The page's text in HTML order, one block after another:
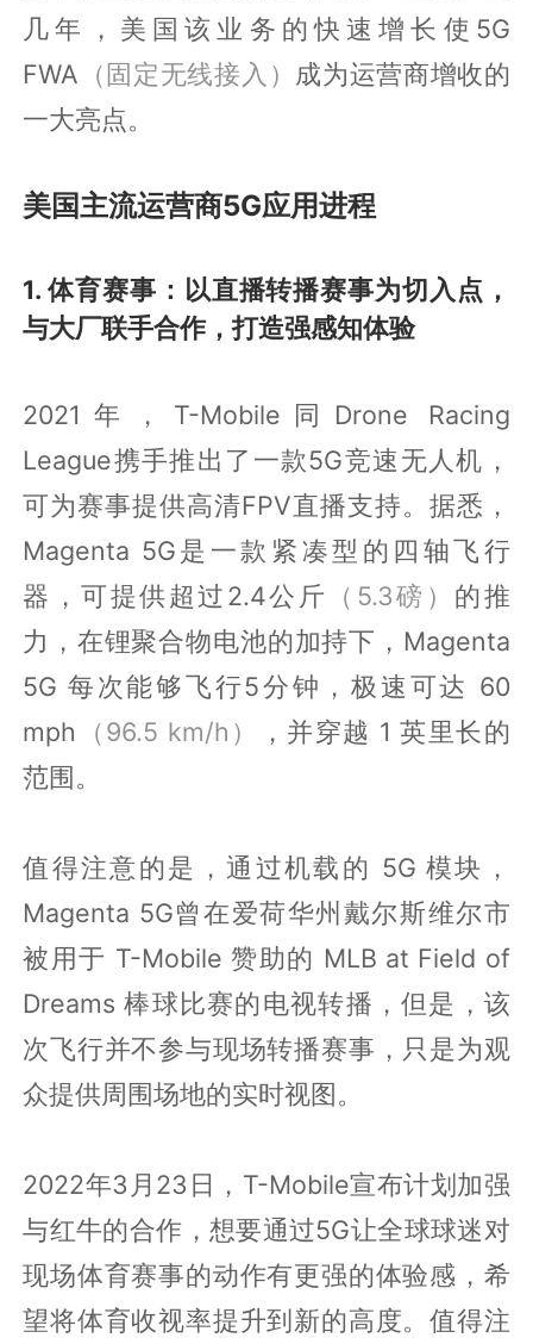
几年，美国该业务的快速增长使5G
FWA （固定无线接入） 成为运营商增收的
一大亮点。
美国主流运营商5G应用进程
1. 体育赛事：以直播转播赛事为切入点，
与大厂联手合作，打造强感知体验
2021年，T-Mobile同Drone Racing
League携手推出了一款5G竞速无人机，
可为赛事提供高清FPV直播支持。据悉，
Magenta 5G是一款紧凑型的四轴飞行
器，可提供超过2.4公斤
（5.3磅） 的推
力，在锂聚合物电池的加持下，Magenta
5G 每次能够飞行5分钟，极速可达 60
mph （96.5 km/h）
，并穿越 1 英里长的
范围。
值得注意的是，通过机载的 5G 模块，
Magenta 5G曾在爱荷华州戴尔斯维尔市
被用于 T-Mobile 赞助的 MLB at Field of
Dreams 棒球比赛的电视转播，但是，该
次飞行并不参与现场转播赛事，只是为观
众提供周围场地的实时视图。
2022年3月23日，T-Mobile宣布计划加强
与红牛的合作，想要通过5G让全球球迷对
现场体育赛事的动作有更强的体验感，希
望将体育收视率提升到新的高度。值得注